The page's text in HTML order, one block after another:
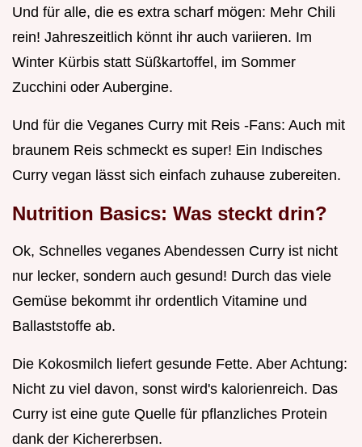
Und für alle, die es extra scharf mögen: Mehr Chili
rein! Jahreszeitlich könnt ihr auch variieren. Im
Winter Kürbis statt Süßkartoffel, im Sommer
Zucchini oder Aubergine.
Und für die Veganes Curry mit Reis -Fans: Auch mit
braunem Reis schmeckt es super! Ein Indisches
Curry vegan lässt sich einfach zuhause zubereiten.
Nutrition Basics: Was steckt drin?
Ok, Schnelles veganes Abendessen Curry ist nicht
nur lecker, sondern auch gesund! Durch das viele
Gemüse bekommt ihr ordentlich Vitamine und
Ballaststoffe ab.
Die Kokosmilch liefert gesunde Fette. Aber Achtung:
Nicht zu viel davon, sonst wird's kalorienreich. Das
Curry ist eine gute Quelle für pflanzliches Protein
dank der Kichererbsen.